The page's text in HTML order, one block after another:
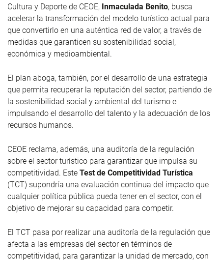
Cultura y Deporte de CEOE, Inmaculada Benito, busca
acelerar la transformación del modelo turístico actual para
que convertirlo en una auténtica red de valor, a través de
medidas que garanticen su sostenibilidad social,
económica y medioambiental.
El plan aboga, también, por el desarrollo de una estrategia
que permita recuperar la reputación del sector, partiendo de
la sostenibilidad social y ambiental del turismo e
impulsando el desarrollo del talento y la adecuación de los
recursos humanos.
CEOE reclama, además, una auditoría de la regulación
sobre el sector turístico para garantizar que impulsa su
competitividad. Este Test de Competitividad Turística
(TCT) supondría una evaluación continua del impacto que
cualquier política pública pueda tener en el sector, con el
objetivo de mejorar su capacidad para competir.
El TCT pasa por realizar una auditoría de la regulación que
afecta a las empresas del sector en términos de
competitividad, para garantizar la unidad de mercado, con